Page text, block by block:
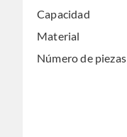
Capacidad
Material
Número de piezas